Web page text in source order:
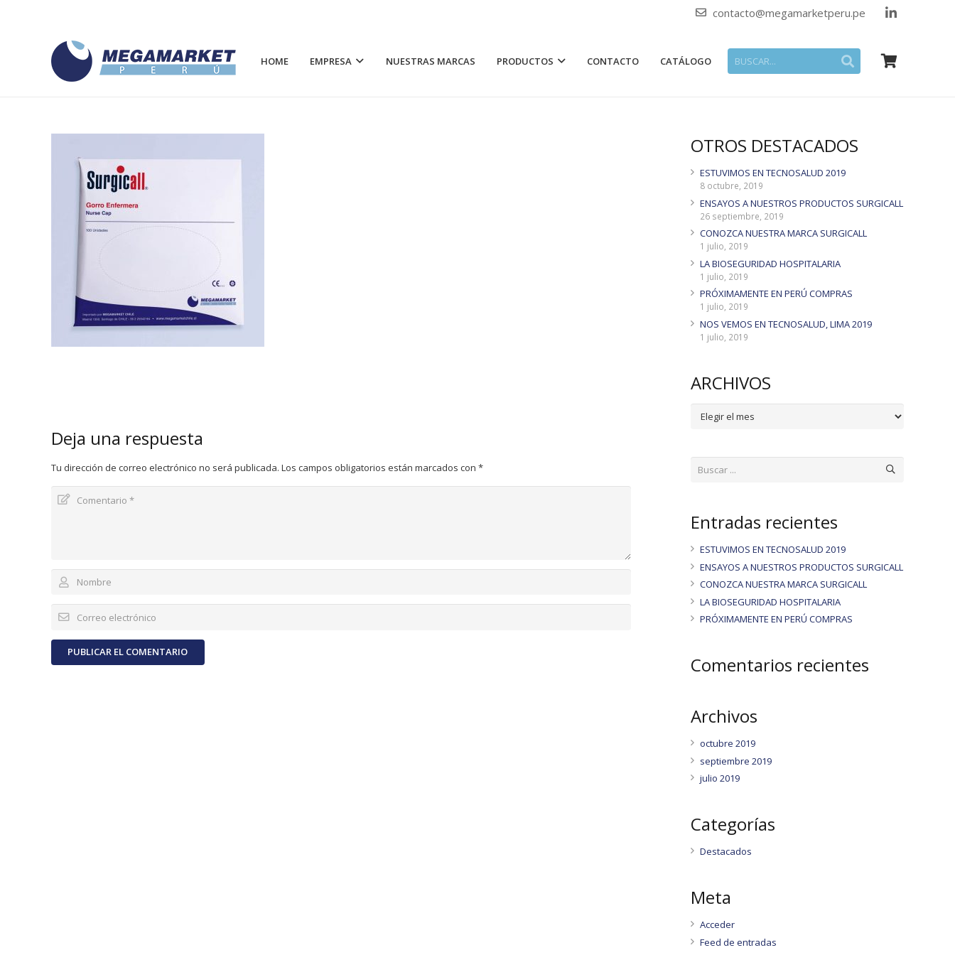
contacto@megamarketperu.pe
HOME EMPRESA NUESTRAS MARCAS PRODUCTOS CONTACTO CATÁLOGO
Deja una respuesta
Tu dirección de correo electrónico no será publicada. Los campos obligatorios están marcados con *
PUBLICAR EL COMENTARIO
OTROS DESTACADOS
ESTUVIMOS EN TECNOSALUD 2019
8 octubre, 2019
ENSAYOS A NUESTROS PRODUCTOS SURGICALL
26 septiembre, 2019
CONOZCA NUESTRA MARCA SURGICALL
1 julio, 2019
LA BIOSEGURIDAD HOSPITALARIA
1 julio, 2019
PRÓXIMAMENTE EN PERÚ COMPRAS
1 julio, 2019
NOS VEMOS EN TECNOSALUD, LIMA 2019
1 julio, 2019
ARCHIVOS
ARCHIVOS
Entradas recientes
ESTUVIMOS EN TECNOSALUD 2019
ENSAYOS A NUESTROS PRODUCTOS SURGICALL
CONOZCA NUESTRA MARCA SURGICALL
LA BIOSEGURIDAD HOSPITALARIA
PRÓXIMAMENTE EN PERÚ COMPRAS
Comentarios recientes
Archivos
octubre 2019
septiembre 2019
julio 2019
Categorías
Destacados
Meta
Acceder
Feed de entradas